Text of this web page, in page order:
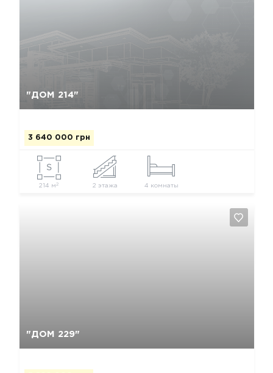
"ДОМ 214"
3 640 000 грн
214 м 2 2 этажа 4 комнаты
"ДОМ 229"